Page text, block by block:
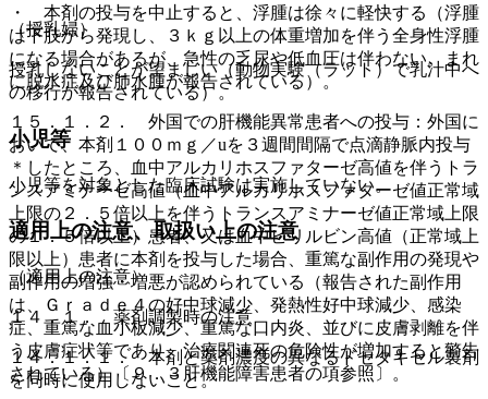
・ 本剤の投与を中止すると、浮腫は徐々に軽快する（浮腫
は下肢から発現し、３ｋｇ以上の体重増加を伴う全身性浮腫
になる場合があるが、急性の乏尿や低血圧は伴わない。まれ
に脱水症及び肺水腫が報告されている）。
１５．１．２． 外国での肝機能異常患者への投与：外国に
おいて、本剤１００ｍｇ／uを３週間間隔で点滴静脈内投与
＊したところ、血中アルカリホスファターゼ高値を伴うトラ
ンスアミナーゼ高値（血中アルカリホスファターゼ値正常域
上限の２．５倍以上を伴うトランスアミナーゼ値正常域上限
の１．５倍以上）患者、又は血中ビリルビン高値（正常域上
限以上）患者に本剤を投与した場合、重篤な副作用の発現や
副作用の増強・増悪が認められている（報告された副作用
は、Ｇｒａｄｅ４の好中球減少、発熱性好中球減少、感染
症、重篤な血小板減少、重篤な口内炎、並びに皮膚剥離を伴
う皮膚症状等であり、治療関連死の危険性が増加すると警告
されている）〔９．３肝機能障害患者の項参照〕。
（授乳婦）
授乳しないことが望ましい（動物実験（ラット）で乳汁中へ
の移行が報告されている）。
小児等
小児等を対象とした臨床試験は実施していない。
適用上の注意、取扱い上の注意
（適用上の注意）
１４．１． 薬剤調製時の注意
１４．１．１． 本剤と薬剤濃度の異なるドセタキセル製剤
を同時に使用しないこと。